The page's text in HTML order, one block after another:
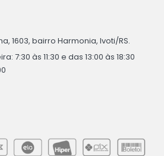
1603, bairro Harmonia, Ivoti/RS.
7:30 às 11:30 e das 13:00 às 18:30